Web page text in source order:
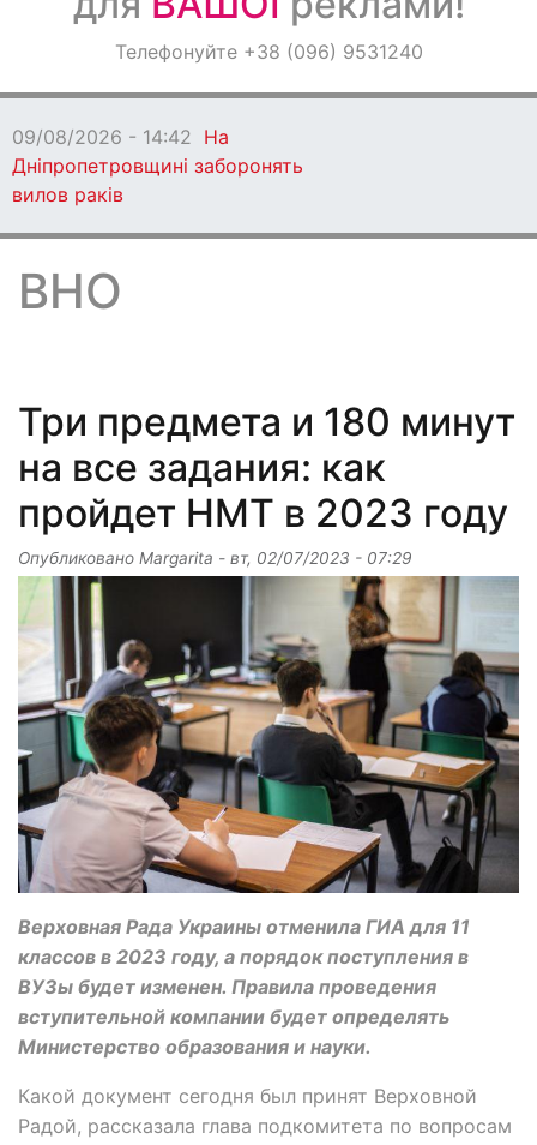
ОголошенняТелефонуйте +38 (096) 9531240
09/08/2026 - 13:06
Кам'янське втратило
захисника
ВНО
Три предмета и 180 минут
на все задания: как
пройдет НМТ в 2023 году
Опубликовано Margarita - вт, 02/07/2023 - 07:29
Верховная Рада Украины отменила ГИА для 11
классов в 2023 году, а порядок поступления в
ВУЗы будет изменен. Правила проведения
вступительной компании будет определять
Министерство образования и науки.
Какой документ сегодня был принят Верховной
Радой, рассказала глава подкомитета по вопросам